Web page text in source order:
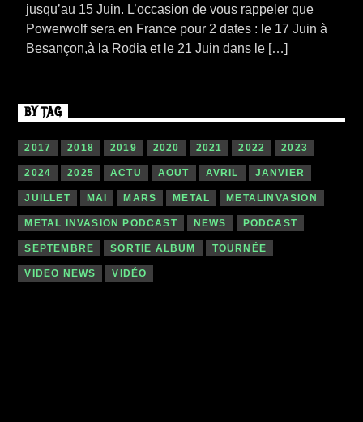
jusqu’au 15 Juin. L’occasion de vous rappeler que
Powerwolf sera en France pour 2 dates : le 17 Juin à
Besançon,à la Rodia et le 21 Juin dans le […]
BY TAG
2017 2018 2019 2020 2021 2022 2023
2024 2025 ACTU AOUT AVRIL JANVIER
JUILLET MAI MARS METAL METALINVASION
METAL INVASION PODCAST NEWS PODCAST
SEPTEMBRE SORTIE ALBUM TOURNÉE
VIDEO NEWS VIDÉO